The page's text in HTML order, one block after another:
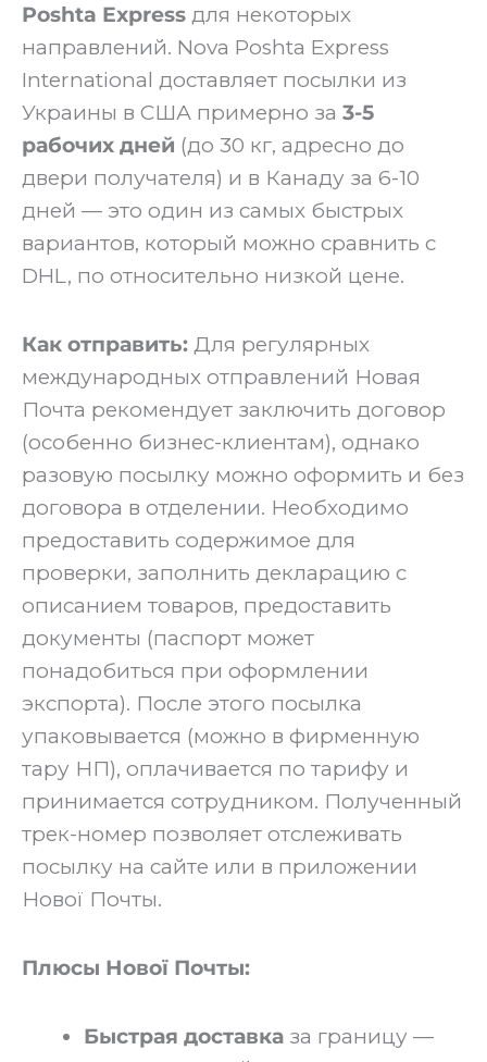
Poshta Express для некоторых
направлений. Nova Poshta Express
International доставляет посылки из
Украины в США примерно за 3-5
рабочих дней (до 30 кг, адресно до
двери получателя) и в Канаду за 6-10
дней — это один из самых быстрых
вариантов, который можно сравнить с
DHL, по относительно низкой цене.
Как отправить: Для регулярных
международных отправлений Новая
Почта рекомендует заключить договор
(особенно бизнес-клиентам), однако
разовую посылку можно оформить и без
договора в отделении. Необходимо
предоставить содержимое для
проверки, заполнить декларацию с
описанием товаров, предоставить
документы (паспорт может
понадобиться при оформлении
экспорта). После этого посылка
упаковывается (можно в фирменную
тару НП), оплачивается по тарифу и
принимается сотрудником. Полученный
трек-номер позволяет отслеживать
посылку на сайте или в приложении
Нової Почты.
Плюсы Нової Почты:
Быстрая доставка за границу —